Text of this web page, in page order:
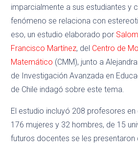
imparcialmente a sus estudiantes y
fenómeno se relaciona con
eso, un estudio elaborado por
Francisco Martínez, del Centro de
Matemático (CMM), junto a
de Investigación Avanzada en
de Chile indagó sobre este tema.
El estudio incluyó 208 profesores
176 mujeres y 32 hombres, de 15
futuros docentes se les